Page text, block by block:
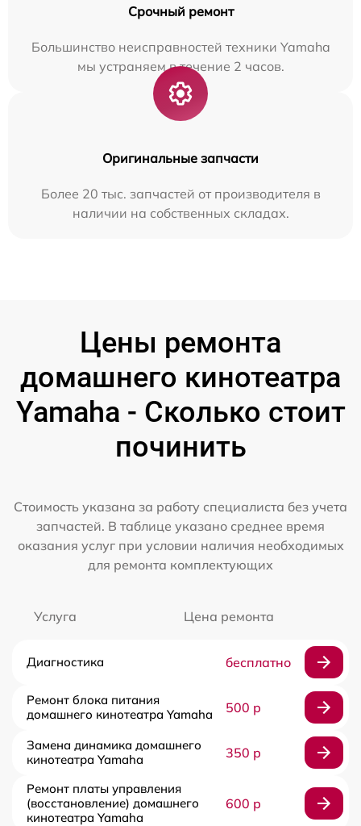
Срочный ремонт
Большинство неисправностей техники Yamaha
мы устраняем в течение 2 часов.
Оригинальные запчасти
Более 20 тыс. запчастей от производителя в
наличии на собственных складах.
Цены ремонта
домашнего кинотеатра
Yamaha - Сколько стоит
починить
Стоимость указана за работу специалиста без учета
запчастей. В таблице указано среднее время
оказания услуг при условии наличия необходимых
для ремонта комплектующих
Услуга Цена ремонта
Диагностика бесплатно
Ремонт блока питания
домашнего кинотеатра Yamaha
500 р
Замена динамика домашнего
кинотеатра Yamaha
350 р
Ремонт платы управления
(восстановление) домашнего
кинотеатра Yamaha
600 р